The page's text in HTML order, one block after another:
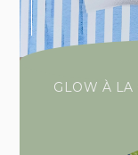
GLOW À LA